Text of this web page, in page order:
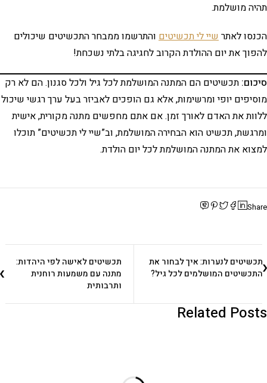
תהיה מושלמת.
הכנסו לאתרשיי לי תכשיטים והתרשמו ממבחר התכשיטים שיכולים
להפוך את יום ההולדת הקרוב לחגיגה בלתי נשכחת!
סיכום: תכשיטים הם המתנה המושלמת לכל גיל ולכל סגנון. הם לא רק
מוסיפים יופי ומרשימות, אלא גם הופכים לאביזר בעל ערך רגשי שיכול
ללוות את האדם לאורך זמן. אם אתם מחפשים מתנה מקורית, אישית
ומרגשת, תכשיט הוא הבחירה המושלמת, וב”שיי לי תכשיטים” תוכלו
למצוא את המתנה המושלמת לכל יום הולדת.
Share
תכשיטים לנערות: איך לבחור את
התכשיטים המושלמים לכל גיל?
תכשיטים לאישה לפי היהדות:
מתנה עם משמעות רוחנית
ותרבותית
Related Posts